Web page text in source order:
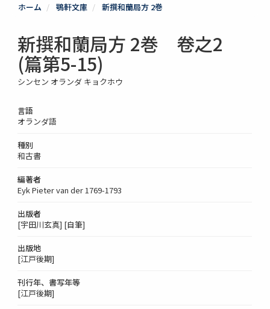
ホーム 鶚軒文庫 新撰和蘭局方 2巻
新撰和蘭局方 2巻 卷之2
(篇第5-15)
シンセン オランダ キョクホウ
言語
オランダ語
種別
和古書
編著者
Eyk Pieter van der 1769-1793
出版者
[宇田川玄真] [自筆]
出版地
[江戸後期]
刊行年、書写年等
[江戸後期]